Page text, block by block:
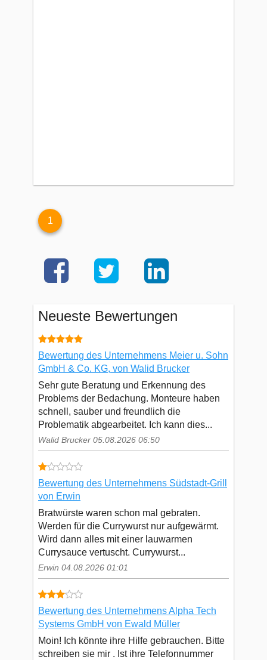
1
Neueste Bewertungen
Bewertung des Unternehmens Meier u. Sohn
GmbH & Co. KG, von Walid Brucker
Sehr gute Beratung und Erkennung des
Problems der Bedachung. Monteure haben
schnell, sauber und freundlich die
Problematik abgearbeitet. Ich kann dies...
Walid Brucker 05.08.2026 06:50
Bewertung des Unternehmens Südstadt-Grill
von Erwin
Bratwürste waren schon mal gebraten.
Werden für die Currywurst nur aufgewärmt.
Wird dann alles mit einer lauwarmen
Currysauce vertuscht. Currywurst...
Erwin 04.08.2026 01:01
Bewertung des Unternehmens Alpha Tech
Systems GmbH von Ewald Müller
Moin! Ich könnte ihre Hilfe gebrauchen. Bitte
schreiben sie mir . Ist ihre Telefonnummer